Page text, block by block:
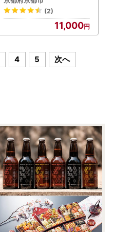
(2)
11,000
4 5 次へ